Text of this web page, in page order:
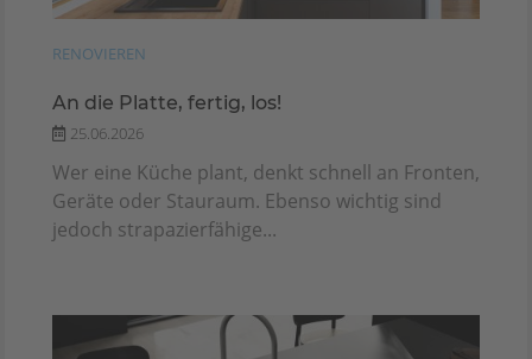
RENOVIEREN
An die Platte, fertig, los!
25.06.2026
Wer eine Küche plant, denkt schnell an Fronten,
Geräte oder Stauraum. Ebenso wichtig sind
jedoch strapazierfähige...